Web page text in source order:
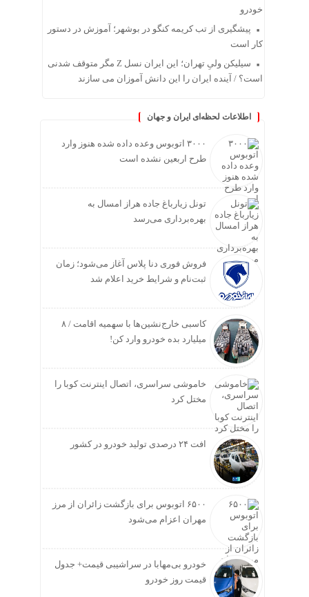
خودرو
پیشگیری از تب کریمه کنگو در بوشهر؛ آموزش در دستور
کار است
سیلیکن ولیِ تهران؛ این ایران نسل Z مگر متوقف شدنی
است؟ / آینده ایران را این دانش آموزان می سازند
اطلاعات لحظه‌ای ایران و جهان
۳۰۰۰ اتوبوس وعده داده شده هنوز وارد
طرح اربعین نشده است
تونل زیارباغ جاده هراز امسال به
بهره‌برداری می‌رسد
فروش فوری دنا پلاس آغاز می‌شود؛ زمان
ثبت‌نام و شرایط خرید اعلام شد
کاسبی خارج‌نشین‌ها با سهمیه اقامت / ۸
میلیارد بده خودرو وارد کن!
خاموشی سراسری، اتصال اینترنت کوبا را
مختل کرد
افت ۲۴ درصدی تولید خودرو در کشور
۶۵۰۰ اتوبوس برای بازگشت زائران از مرز
مهران اعزام می‌شود
خودرو بی‌مهابا در سراشیبی قیمت+ جدول
قیمت روز خودرو